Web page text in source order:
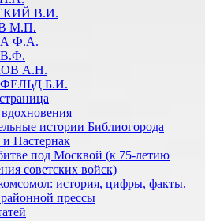
В.И.
М.П.
Ф.А.
А.Н.
Б.И.
истории Библиогорода
Пастернак
под Москвой (к 75-летию
советских войск)
история, цифры, факты.
прессы